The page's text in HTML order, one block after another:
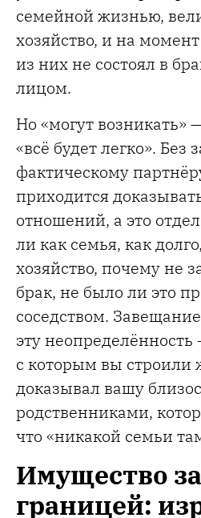
семейной жизнью,
хозяйство, и на
из них не состоял в
лицом.
Но «могут возникать»
«всё будет легко». Без
фактическому
приходится
отношений, а это
ли как семья, как
хозяйство, почему не
брак, не было ли это
соседством.
эту
с которым вы строили
доказывал вашу
родственниками,
что «никакой семьи
Имущество за
границей: